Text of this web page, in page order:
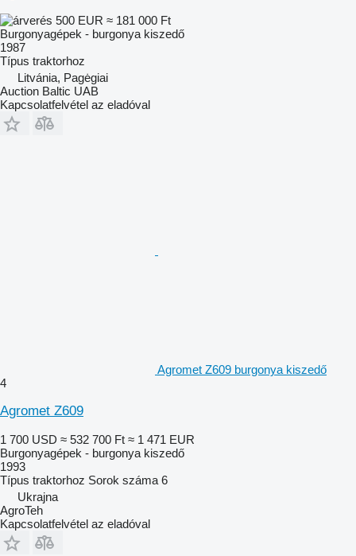
500 EUR ≈ 181 000 Ft
Burgonyagépek - burgonya kiszedő
1987
Típus traktorhoz
Litvánia, Pagėgiai
Auction Baltic UAB
Kapcsolatfelvétel az eladóval
Agromet Z609 burgonya kiszedő
4
Agromet Z609
1 700 USD ≈ 532 700 Ft ≈ 1 471 EUR
Burgonyagépek - burgonya kiszedő
1993
Típus traktorhoz Sorok száma 6
Ukrajna
AgroTeh
Kapcsolatfelvétel az eladóval